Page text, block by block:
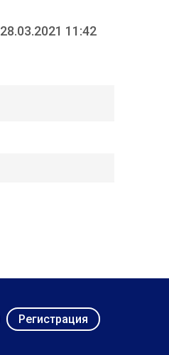
28.03.2021 11:42
Регистрация